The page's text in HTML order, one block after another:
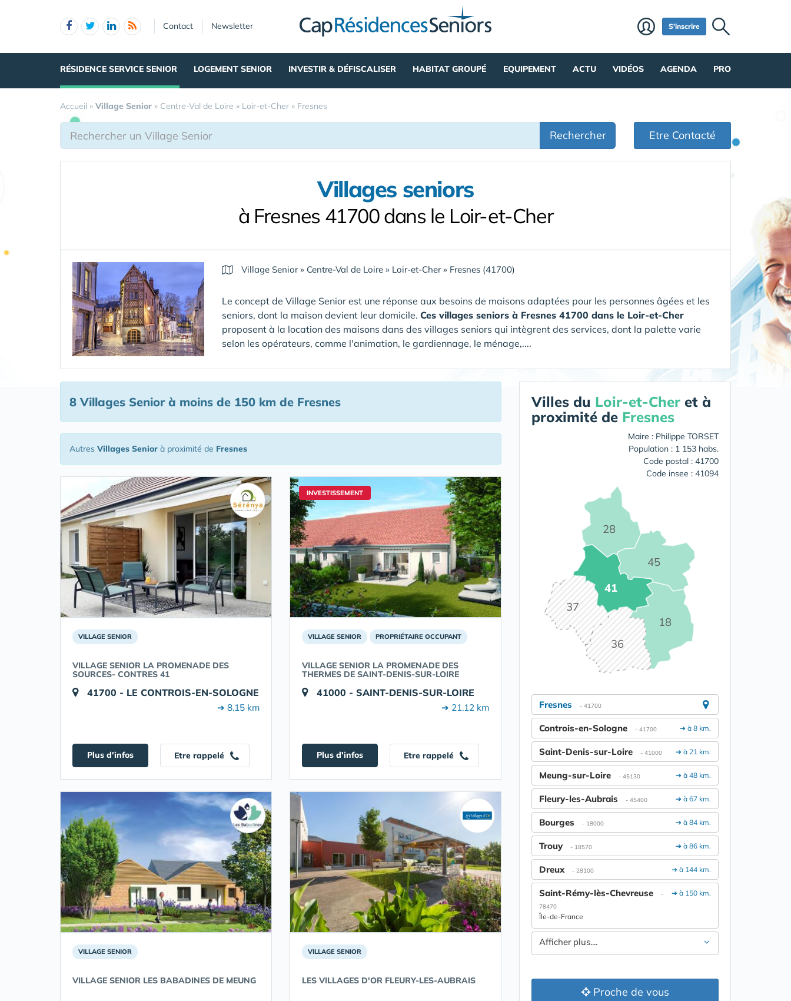
Contact Newsletter S'inscrire
RÉSIDENCE SERVICE SENIOR LOGEMENT SENIOR INVESTIR & DÉFISCALISER HABITAT GROUPÉ EQUIPEMENT ACTU VIDÉOS AGENDA PRO
Accueil » Village Senior » Centre-Val de Loire » Loir-et-Cher » Fresnes
Rechercher Etre Contacté
Villages seniors
à Fresnes 41700 dans le Loir-et-Cher
Village Senior» Centre-Val de Loire » Loir-et-Cher» Fresnes (41700)
Le concept de Village Senior est une réponse aux besoins de maisons adaptées pour les personnes âgées et les
seniors, dont la maison devient leur domicile. Ces villages seniors à Fresnes 41700 dans le Loir-et-Cher
proposent à la location des maisons dans des villages seniors qui intègrent des services, dont la palette varie
selon les opérateurs, comme l'animation, le gardiennage, le ménage,....
8 Villages Seniorà moins de 150 km de Fresnes
Autres Villages Senior à proximité de Fresnes
VILLAGE SENIOR
VILLAGE SENIOR LA PROMENADE DES
SOURCES- CONTRES 41
41700 - LE CONTROIS-EN-SOLOGNE
➔ 8.15 km
Plus d'infos Etre rappelé
INVESTISSEMENT
VILLAGE SENIOR PROPRIÉTAIRE OCCUPANT
VILLAGE SENIOR LA PROMENADE DES
THERMES DE SAINT-DENIS-SUR-LOIRE
41000 - SAINT-DENIS-SUR-LOIRE
➔ 21.12 km
Plus d'infos Etre rappelé
VILLAGE SENIOR
VILLAGE SENIOR LES BABADINES DE MEUNG
VILLAGE SENIOR
LES VILLAGES D'OR FLEURY-LES-AUBRAIS
Villes du Loir-et-Cher et à
proximité de Fresnes
Maire : Philippe TORSET
Population : 1 153 habs.
Code postal : 41700
Code insee : 41094
18
28
36
37
41
45
Fresnes - 41700
➔ à 8 km.
Controis-en-Sologne - 41700
➔ à 21 km.
Saint-Denis-sur-Loire - 41000
➔ à 48 km.
Meung-sur-Loire - 45130
➔ à 67 km.
Fleury-les-Aubrais - 45400
➔ à 84 km.
Bourges - 18000
➔ à 86 km.
Trouy - 18570
➔ à 144 km.
Dreux - 28100
➔ à 150 km.
Saint-Rémy-lès-Chevreuse
-
78470
Île-de-France
Afficher plus....
Proche de vous